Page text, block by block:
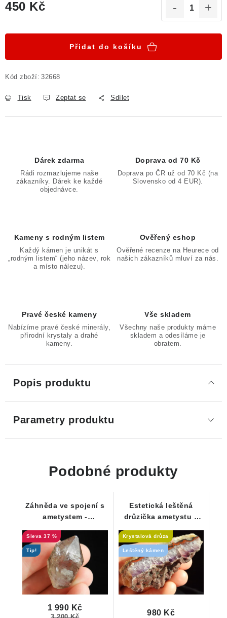
450 Kč
Přidat do košíku
Kód zboží: 32668
Tisk Zeptat se Sdílet
Dárek zdarma
Rádi rozmazlujeme naše
zákazníky. Dárek ke každé
objednávce.
Doprava od 70 Kč
Doprava po ČR už od 70 Kč (na
Slovensko od 4 EUR).
Kameny s rodným listem
Každý kámen je unikát s
„rodným listem“ (jeho název, rok
a místo nálezu).
Ověřený eshop
Ověřené recenze na Heurece od
našich zákazníků mluví za nás.
Pravé české kameny
Nabízíme pravé české minerály,
přírodní krystaly a drahé
kameny.
Vše skladem
Všechny naše produkty máme
skladem a odesíláme je
obratem.
Popis produktu
Parametry produktu
Podobné produkty
Záhněda ve spojení s
ametystem -
krystal s náznakem
fantomu - Česká Mez
37 %
Tip!
1 990 Kč
Estetická leštěná
drůzička ametystu s
kvalitní kousek
Krystalová drůza
Leštěný kámen
980 Kč